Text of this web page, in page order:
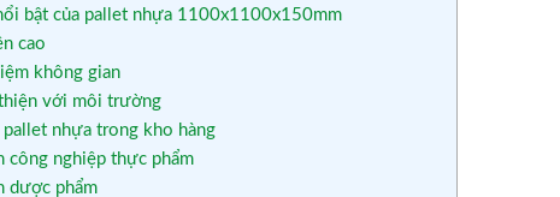
bật của pallet nhựa 1100x1100x150mm
cao
không gian
với môi trường
pallet nhựa trong kho hàng
công nghiệp thực phẩm
dược phẩm